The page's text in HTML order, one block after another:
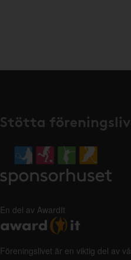
Stötta
En del av AwardIt
Föreningslivet är en viktig del av